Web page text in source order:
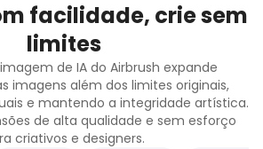
facilidade, crie sem
limites
de IA do Airbrush expande
imagens além dos limites originais,
e mantendo a integridade artística.
de alta qualidade e sem esforço
criativos e designers.